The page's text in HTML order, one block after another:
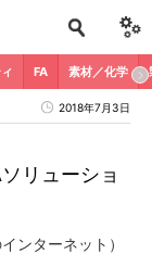
FA 素材／化学
2018年7月3日
リューショ
ンターネット）